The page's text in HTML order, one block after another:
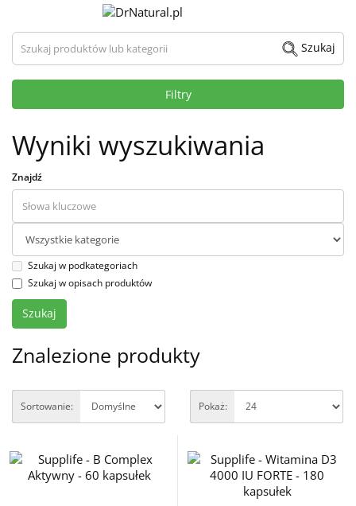
Szukaj produktów lub kategorii Szukaj
Filtry
Wyniki wyszukiwania
Znajdź
Szukaj w podkategoriach
Szukaj w opisach produktów
Znalezione produkty
Sortowanie: Pokaż: